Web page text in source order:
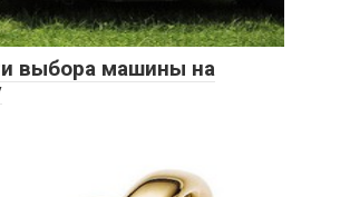
выбора машины на